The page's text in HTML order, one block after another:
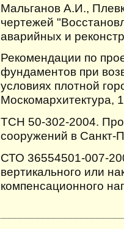
Мальганов А.И.,
чертежей
аварийных и
Рекомендации по
фундаментов при
условиях плотной
Москомархитектура,
ТСН 50-302-2004.
сооружений в Санкт-
СТО 36554501-007-
вертикального или
компенсационного